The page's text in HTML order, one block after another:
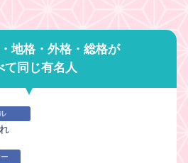
地格・外格・総格が
て同じ有名人